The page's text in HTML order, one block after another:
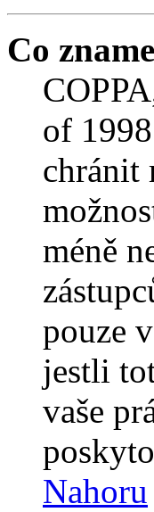
Co
of
chránit
méně
pouze
jestli
vaše
Nahoru